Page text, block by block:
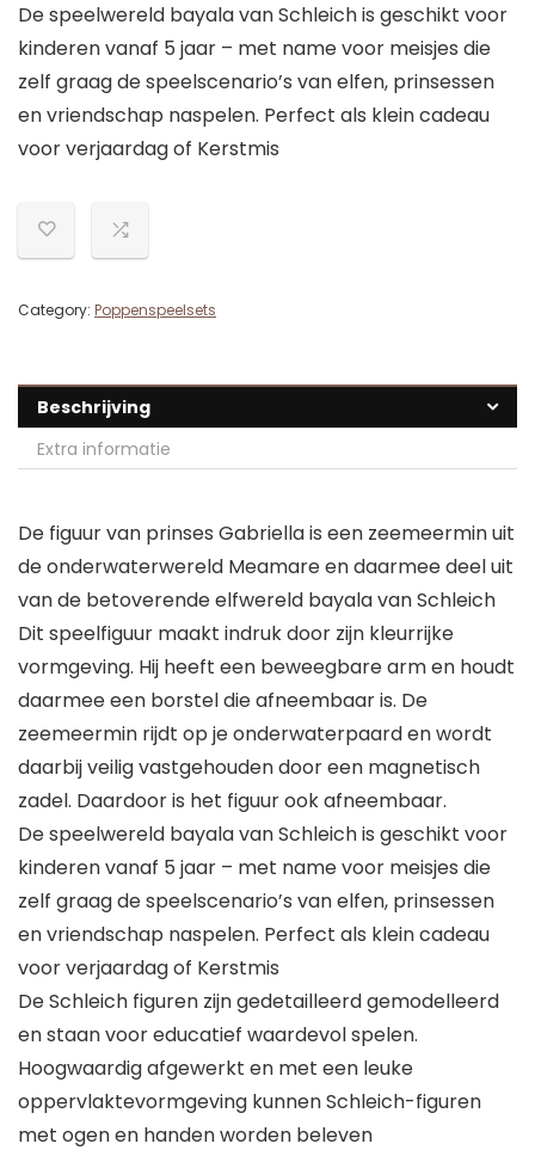
De speelwereld bayala van Schleich is geschikt voor
kinderen vanaf 5 jaar – met name voor meisjes die
zelf graag de speelscenario’s van elfen, prinsessen
en vriendschap naspelen. Perfect als klein cadeau
voor verjaardag of Kerstmis
Category: Poppenspeelsets
Beschrijving
Extra informatie
De figuur van prinses Gabriella is een zeemeermin uit
de onderwaterwereld Meamare en daarmee deel uit
van de betoverende elfwereld bayala van Schleich
Dit speelfiguur maakt indruk door zijn kleurrijke
vormgeving. Hij heeft een beweegbare arm en houdt
daarmee een borstel die afneembaar is. De
zeemeermin rijdt op je onderwaterpaard en wordt
daarbij veilig vastgehouden door een magnetisch
zadel. Daardoor is het figuur ook afneembaar.
De speelwereld bayala van Schleich is geschikt voor
kinderen vanaf 5 jaar – met name voor meisjes die
zelf graag de speelscenario’s van elfen, prinsessen
en vriendschap naspelen. Perfect als klein cadeau
voor verjaardag of Kerstmis
De Schleich figuren zijn gedetailleerd gemodelleerd
en staan voor educatief waardevol spelen.
Hoogwaardig afgewerkt en met een leuke
oppervlaktevormgeving kunnen Schleich-figuren
met ogen en handen worden beleven